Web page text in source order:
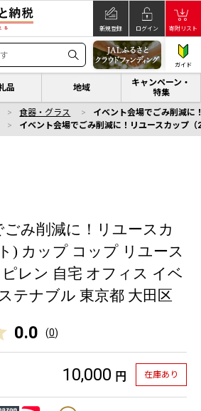
新規登録 ログイン 寄附リスト
ガイド
品 地域
キャンペーン・
特集
食器・グラス
イベント会場でごみ削減に
イベント会場でごみ削減に！リユースカップ
み削減に！リユースカ
) カップ コップ リユース
レン 自宅 オフィス イベ
テナブル 東京都 大田区
0.0 (0)
10,000 円 在庫あり